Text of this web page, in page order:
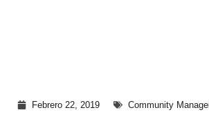
Febrero 22, 2019 Community